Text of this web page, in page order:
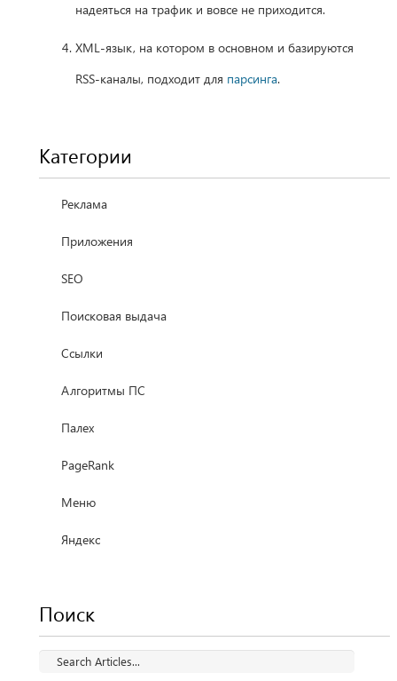
надеяться на трафик и вовсе не приходится.
XML-язык, на котором в основном и базируются
RSS-каналы, подходит для парсинга.
Категории
Реклама
Приложения
SEO
Поисковая выдача
Ссылки
Алгоритмы ПС
Палех
PageRank
Меню
Яндекс
Поиск